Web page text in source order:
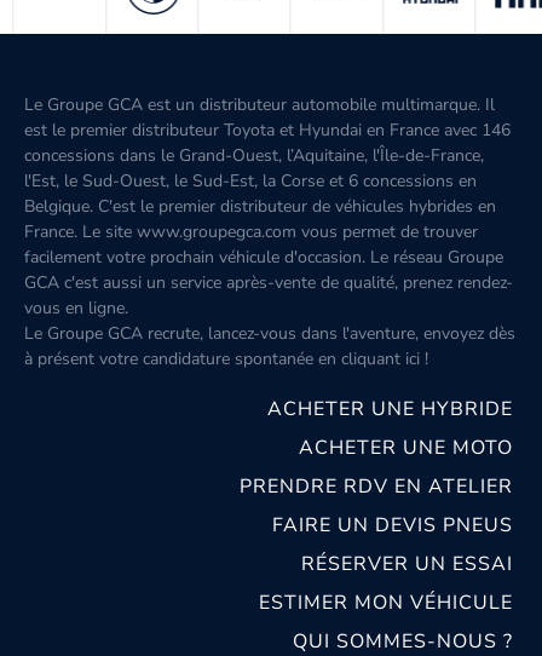
Le Groupe GCA est un distributeur automobile multimarque. Il
est le premier distributeur Toyota et Hyundai en France avec 146
concessions dans le Grand-Ouest, l’Aquitaine, l'Île-de-France,
l'Est, le Sud-Ouest, le Sud-Est, la Corse et 6 concessions en
Belgique. C'est le premier distributeur de véhicules hybrides en
France. Le site www.groupegca.com vous permet de trouver
facilement votre prochain véhicule d'occasion. Le réseau Groupe
GCA c'est aussi un service après-vente de qualité, prenez rendez-
vous en ligne.
Le Groupe GCA recrute, lancez-vous dans l'aventure, envoyez dès
à présent votre candidature spontanée en cliquant ici !
ACHETER UNE HYBRIDE
ACHETER UNE MOTO
PRENDRE RDV EN ATELIER
FAIRE UN DEVIS PNEUS
RÉSERVER UN ESSAI
ESTIMER MON VÉHICULE
QUI SOMMES-NOUS ?